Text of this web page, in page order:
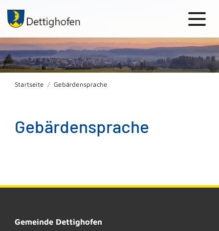
Startseite Gebärdensprache
Gebärdensprache
Gemeinde Dettighofen